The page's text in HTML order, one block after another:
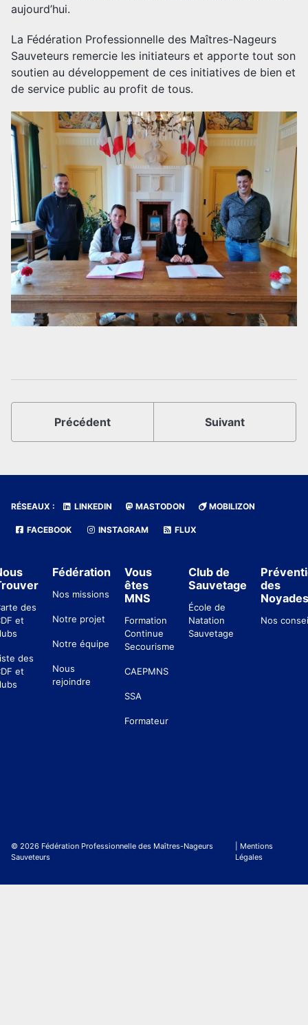
aujourd’hui.
La Fédération Professionnelle des Maîtres-Nageurs
Sauveteurs remercie les initiateurs et apporte tout son
soutien au développement de ces initiatives de bien et
de service public au profit de tous.
Précédent Suivant
RÉSEAUX : LINKEDIN MASTODON MOBILIZON
FACEBOOK INSTAGRAM FLUX
des
et
des
et
Fédération
Nos missions
Notre projet
Notre équipe
Nous
rejoindre
Vous
êtes
MNS
Formation
Continue
Secourisme
CAEPMNS
SSA
Formateur
Club de
Sauvetage
École de
Natation
Sauvetage
des
Noyades
Nos
© 2026 Fédération Professionnelle des Maîtres-Nageurs
Sauveteurs
| Mentions
Légales